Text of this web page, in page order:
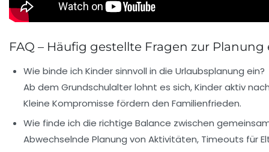
FAQ – Häufig gestellte Fragen zur
Wie binde ich Kinder sinnvoll in die Urlaubsplanung ein?
Ab dem Grundschulalter lohnt es sich, Kinder aktiv
Kleine Kompromisse fördern den Familienfrieden.
Wie finde ich die richtige Balance zwischen
Abwechselnde Planung von Aktivitäten, Timeouts für